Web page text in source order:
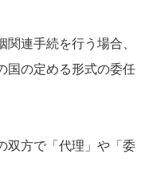
連手続を行う場合、
国の定める形式の委任
双方で「代理」や「委